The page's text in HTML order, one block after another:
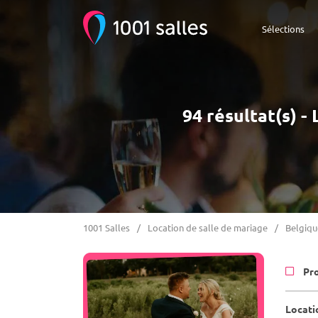
Sélections
94 résultat(s) -
1001 Salles Location de salle de mariage